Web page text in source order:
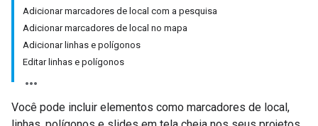
Adicionar marcadores de local com a pesquisa
Adicionar marcadores de local no mapa
Adicionar linhas e polígonos
Editar linhas e polígonos
Você pode incluir elementos como marcadores de local,